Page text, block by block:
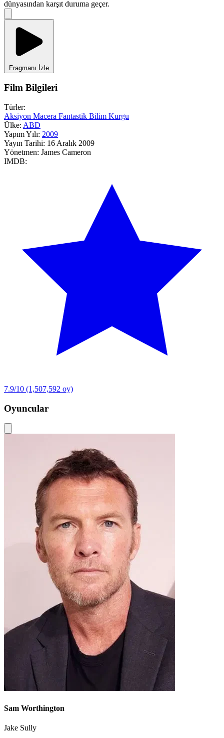
dünyasından karşıt duruma geçer.
Fragmanı İzle
Film Bilgileri
Türler:
Aksiyon Macera Fantastik Bilim Kurgu
Ülke: ABD
Yapım Yılı: 2009
Yayın Tarihi: 16 Aralık 2009
Yönetmen: James Cameron
IMDB:
7.9/10 (1,507,592 oy)
Oyuncular
Sam Worthington
Jake Sully